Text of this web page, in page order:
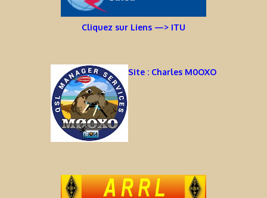
Cliquez sur Liens —> ITU
Site : Charles M0OXO